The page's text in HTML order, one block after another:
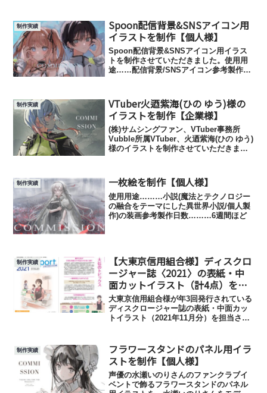
制作実績
Spoon配信背景&SNSアイコン用
イラストを制作【個人様】
Spoon配信背景&SNSアイコン用イラス
トを制作させていただきました。使用用
途……配信背景/SNSアイコン参考製作日
制作実績
VTuber火迺紫海(ひの ゆう)様の
イラストを制作【企業様】
(株)サムシングファン、VTuber事務所
Vubble所属VTuber、火迺紫海(ひの ゆう)
様のイラストを制作させていただきまし
の待ち時間、youtube各V...
制作実績 一枚絵を制作【個人様】
使用用途………小説(魔法とテクノロジー
の融合をテーマにした異世界小説/個人製
作)の装画参考製作日数………6週間ほど
制作実績
【大東京信用組合様】ディスクロ
ージャー誌〈2021〉の表紙・中
面カットイラスト（計4点）を制
作【企業様】
大東京信用組合様が年3回発行されている
ディスクロージャー誌の表紙・中面カッ
トイラスト（2021年11月分）を担当させ
ャー｜大東京信用組合について｜大東京
信用組合 (d...
制作実績
フラワースタンドのパネル用イラ
ストを制作【個人様】
声優の水瀬いのりさんのファンクラブイ
ベントで飾るフラワースタンドのパネル